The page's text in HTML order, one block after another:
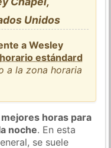
Unidos
a Wesley
horario estándard
a la zona horaria
mejores horas para
noche. En esta
se suele